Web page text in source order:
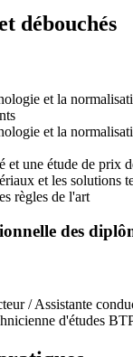
débouchés
et la
et la
et une étude de prix
et les solutions
règles de l'art
des
/ Assistante
d'études